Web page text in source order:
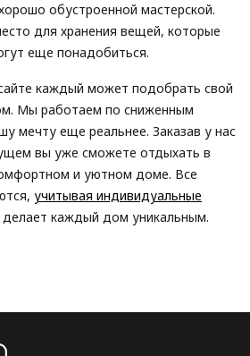
обустроенной мастерской.
для хранения вещей, которые
еще понадобиться.
каждый может подобрать свой
Мы работаем по сниженным
мечту еще реальнее. Заказав у нас
вы уже сможете отдыхать в
и уютном доме. Все
учитывая индивидуальные
делает каждый дом уникальным.